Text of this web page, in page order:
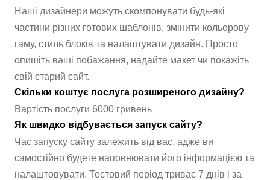
Наші дизайнери можуть скомпонувати будь-які
частини різних готових шаблонів, змінити кольорову
гаму, стиль блоків та налаштувати дизайн. Просто
опишіть ваші побажання, надайте макет чи покажіть
свій старий сайт.
Скільки коштує послуга розширеного дизайну?
Вартість послуги 6000 гривень
Як швидко відбувається запуск сайту?
Час запуску сайту залежить від вас, адже ви
самостійно будете наповнювати його інформацією та
налаштовувати. Тестовий період триває 7 днів і за